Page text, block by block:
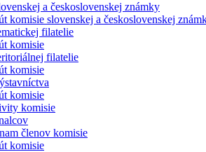
a československej známky
komisie slovenskej a československej
filatelie
komisie
filatelie
komisie
komisie
komisie
členov komisie
komisie